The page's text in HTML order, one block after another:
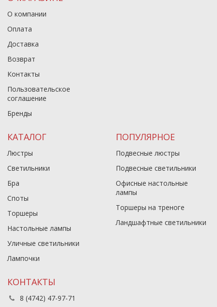
О компании
Оплата
Доставка
Возврат
Контакты
Пользовательское
соглашение
Бренды
КАТАЛОГ
Люстры
Светильники
Бра
Споты
Торшеры
Настольные лампы
Уличные светильники
Лампочки
ПОПУЛЯРНОЕ
Подвесные люстры
Подвесные светильники
Офисные настольные
лампы
Торшеры на треноге
Ландшафтные светильники
КОНТАКТЫ
8 (4742) 47-97-71